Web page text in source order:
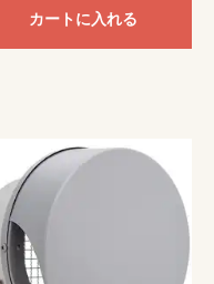
カートに入れる